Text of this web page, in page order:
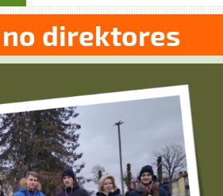
direktores